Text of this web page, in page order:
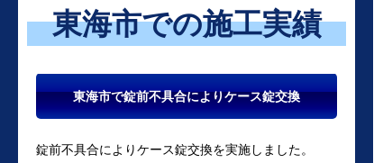
東海市での施工実績
東海市で錠前不具合によりケース錠交換
錠前不具合によりケース錠交換を実施しました。